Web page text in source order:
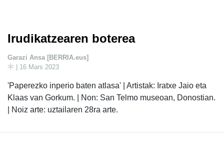
Irudikatzearen boterea
Garazi Ansa [BERRIA.eus]
| 16 Mars 2023
'Paperezko inperio baten atlasa' | Artistak: Iratxe Jaio eta
Klaas van Gorkum. | Non: San Telmo museoan, Donostian.
| Noiz arte: uztailaren 28ra arte.